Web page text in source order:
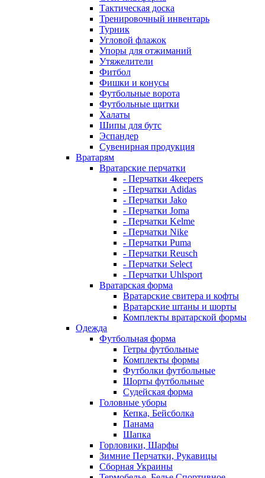
Тактическая доска
Тренировочный инвентарь
Турник
Угловой флажок
Упоры для отжиманий
Утяжелители
Фитбол
Фишки и конусы
Футбольные ворота
Футбольные щитки
Халаты
Шипы для бутс
Эспандер
Сувенирная продукция
Вратарям
Вратарские перчатки
- Перчатки 4keepers
- Перчатки Adidas
- Перчатки Jako
- Перчатки Joma
- Перчатки Kelme
- Перчатки Nike
- Перчатки Puma
- Перчатки Reusch
- Перчатки Select
- Перчатки Uhlsport
Вратарская форма
Вратарские свитера и кофты
Вратарские штаны и шорты
Комплекты вратарской формы
Одежда
Футбольная форма
Гетры футбольные
Комплекты формы
Футболки футбольные
Шорты футбольные
Судейская форма
Головные уборы
Кепка, Бейсболка
Панама
Шапка
Горловики, Шарфы
Зимние Перчатки, Рукавицы
Сборная Украины